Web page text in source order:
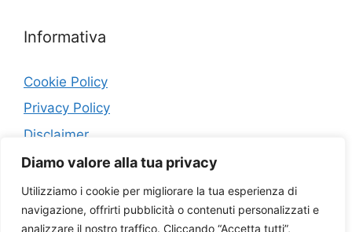
Diamo valore alla tua privacy
Utilizziamo i cookie per migliorare la tua esperienza di
navigazione, offrirti pubblicità o contenuti personalizzati e
analizzare il nostro traffico. Cliccando “Accetta tutti”,
Informativa
Cookie Policy
Privacy Policy
Disclaimer
Contatti
Collaborazioni